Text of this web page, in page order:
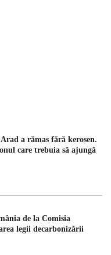
a rămas fără kerosen.
care trebuia să ajungă
de la Comisia
legii decarbonizării